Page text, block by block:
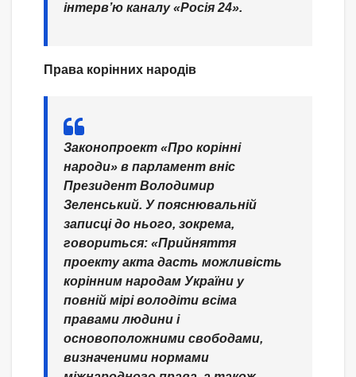
інтерв’ю каналу «Росія 24».
Права корінних народів
Законопроект «Про корінні
народи» в парламент вніс
Президент Володимир
Зеленський. У пояснювальній
записці до нього, зокрема,
говориться: «Прийняття
проекту акта дасть можливість
корінним народам України у
повній мірі володіти всіма
правами людини і
основоположними свободами,
визначеними нормами